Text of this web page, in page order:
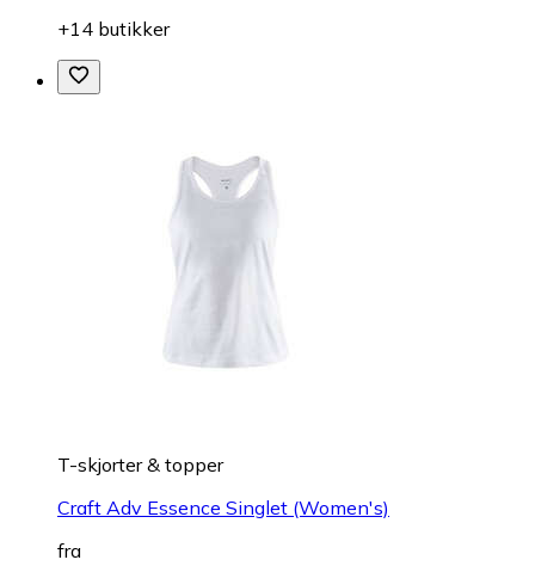
+14 butikker
T-skjorter & topper
Craft Adv Essence Singlet (Women's)
fra